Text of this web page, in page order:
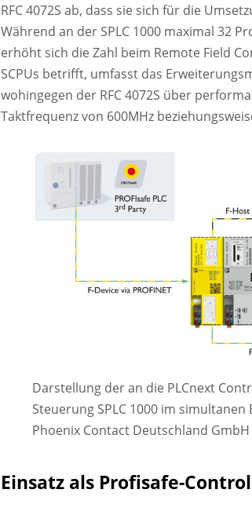
RFC 4072S ab, dass sie sich für die
Während an der SPLC 1000 maximal 32
erhöht sich die Zahl beim Remote Field
SCPUs betrifft, umfasst das
wohingegen der RFC 4072S über
Taktfrequenz von 600MHz
Darstellung der an die PLCnext
Steuerung SPLC 1000 im
Phoenix Contact Deutschland GmbH
Einsatz als Profisafe-